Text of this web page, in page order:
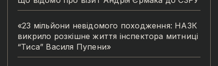
«23 мільйони невідомого походження: НАЗК
викрило розкішне життя інспектора митниці
“Тиса” Василя Пупени»